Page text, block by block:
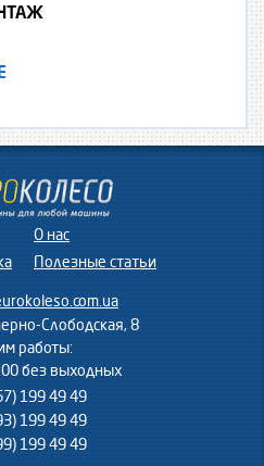
О нас
Полезные статьи
Слободская, 8
работы:
без выходных
199 49 49
199 49 49
199 49 49